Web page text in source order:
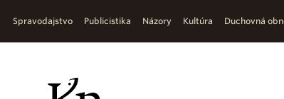
Spravodajstvo Publicistika Názory Kultúra Duchovná